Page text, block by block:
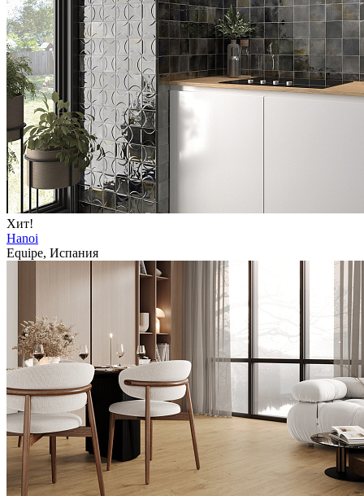
Хит!
Hanoi
Equipe, Испания